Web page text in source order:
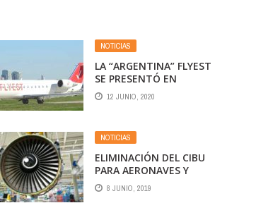
NOTICIAS
LA “ARGENTINA” FLYEST
SE PRESENTÓ EN
CONCURSO DE
ACREEDORES
12 JUNIO, 2020
NOTICIAS
ELIMINACIÓN DEL CIBU
PARA AERONAVES Y
PARTES AERONÁUTICAS
8 JUNIO, 2019